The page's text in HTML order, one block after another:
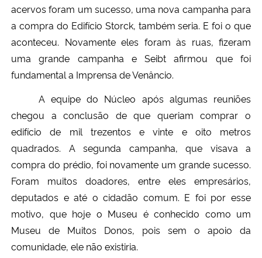
acervos foram um sucesso, uma nova campanha para
a compra do Edifício Storck, também seria. E foi o que
aconteceu. Novamente eles foram às ruas, fizeram
uma grande campanha e Seibt afirmou que foi
fundamental a Imprensa de Venâncio.
A equipe do Núcleo após algumas reuniões
chegou a conclusão de que queriam comprar o
edifício de mil trezentos e vinte e oito metros
quadrados. A segunda campanha, que visava a
compra do prédio, foi novamente um grande sucesso.
Foram muitos doadores, entre eles empresários,
deputados e até o cidadão comum. E foi por esse
motivo, que hoje o Museu é conhecido como um
Museu de Muitos Donos, pois sem o apoio da
comunidade, ele não existiria.